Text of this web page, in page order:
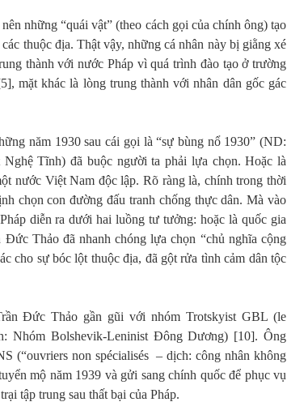
những “quái vật” (theo cách gọi của chính ông) tạo
thuộc địa. Thật vậy, những cá nhân này bị giằng xé
thành với nước Pháp vì quá trình đào tạo ở trường
mặt khác là lòng trung thành với nhân dân gốc gác
năm 1930 sau cái gọi là “sự bùng nổ 1930” (ND:
Tĩnh) đã buộc người ta phải lựa chọn. Hoặc là
nước Việt Nam độc lập. Rõ ràng là, chính trong thời
chọn con đường đấu tranh chống thực dân. Mà vào
diễn ra dưới hai luồng tư tưởng: hoặc là quốc gia
Thảo đã nhanh chóng lựa chọn “chủ nghĩa cộng
cho sự bóc lột thuộc địa, đã gột rửa tình cảm dân tộc
Đức Thảo gần gũi với nhóm Trotskyist GBL (le
Nhóm Bolshevik-Leninist Đông Dương) [10]. Ông
(“ouvriers non spécialisés – dịch: công nhân không
mộ năm 1939 và gửi sang chính quốc để phục vụ
tập trung sau thất bại của Pháp.